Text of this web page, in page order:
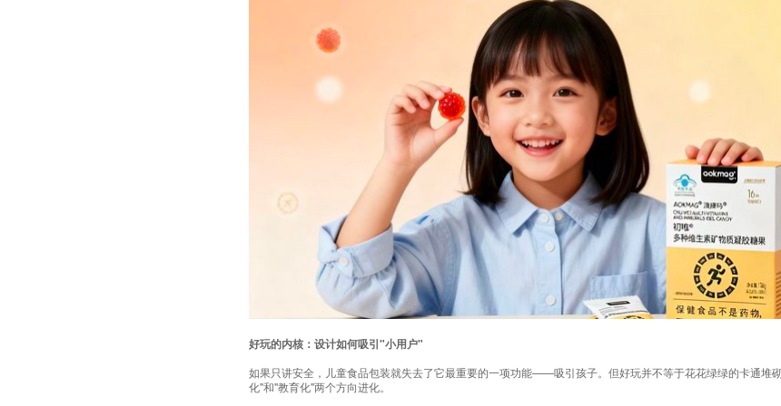
好玩的内核：设计如何吸引"小用户"
如果只讲安全，儿童食品包装就失去了它最重要的一项功能——吸引孩子。但好玩并不等于花花绿绿的卡通堆
化"和"教育化"两个方向进化。